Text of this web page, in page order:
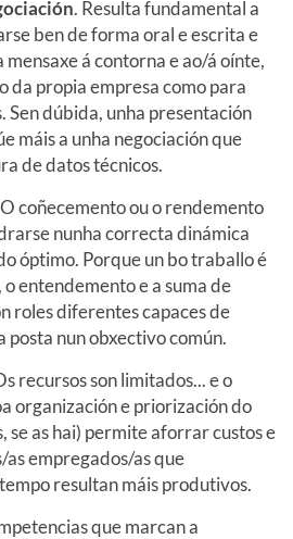
. Resulta fundamental a
ben de forma oral e escrita e
á contorna e ao/á oínte,
da propia empresa como para
Sen dúbida, unha presentación
máis a unha negociación que
de datos técnicos.
coñecemento ou o rendemento
nunha correcta dinámica
óptimo. Porque un bo traballo é
entendemento e a suma de
roles diferentes capaces de
nun obxectivo común.
recursos son limitados... e o
organización e priorización do
se as hai) permite aforrar custos e
empregados/as que
resultan máis produtivos.
que marcan a